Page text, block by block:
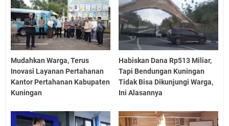
Mudahkan Warga, Terus
Inovasi Layanan Pertahanan
Kantor Pertahanan Kabupaten
Kuningan
Habiskan Dana Rp513 Miliar,
Tapi Bendungan Kuningan
Tidak Bisa Dikunjungi Warga,
Ini Alasannya